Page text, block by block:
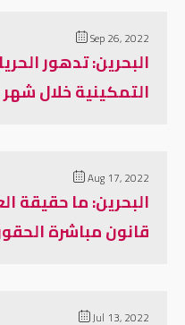
Sep 26, 2022
البحرين: تدهور
التمكينية خلال شهر
Aug 17, 2022
البحرين: ما حقيقة
قانون مباشرة
Jul 13, 2022